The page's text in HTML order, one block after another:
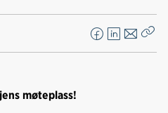
F
a
L
i
E
-
møteplass!